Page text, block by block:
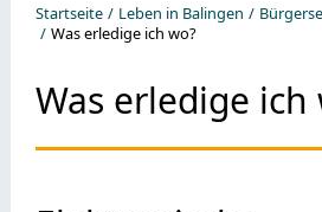
Startseite Leben in Balingen
Was erledige ich wo?
Was erledige ich